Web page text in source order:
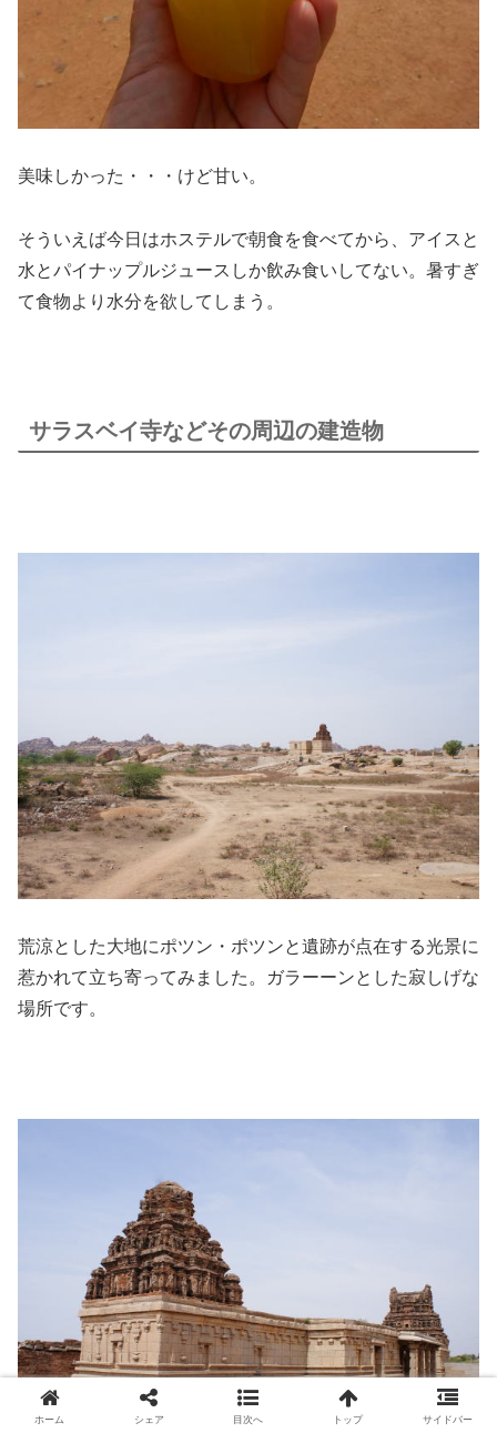
美味しかった・・・けど甘い。
そういえば今日はホステルで朝食を食べてから、アイスと
水とパイナップルジュースしか飲み食いしてない。暑すぎ
て食物より水分を欲してしまう。
サラスベイ寺などその周辺の建造物
荒涼とした大地にポツン・ポツンと遺跡が点在する光景に
惹かれて立ち寄ってみました。ガラーーンとした寂しげな
場所です。
ホーム シェア 目次へ トップ サイドバー